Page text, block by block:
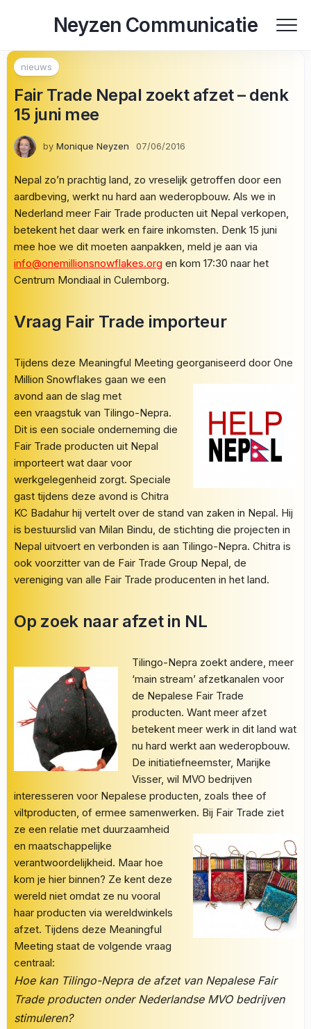
Neyzen Communicatie
nieuws
Fair Trade Nepal zoekt afzet – denk
15 juni mee
by Monique Neyzen 07/06/2016
Nepal zo’n prachtig land, zo vreselijk getroffen door een
aardbeving, werkt nu hard aan wederopbouw. Als we in
Nederland meer Fair Trade producten uit Nepal verkopen,
betekent het daar werk en faire inkomsten. Denk 15 juni
mee hoe we dit moeten aanpakken, meld je aan via
info@onemillionsnowflakes.org en kom 17:30 naar het
Centrum Mondiaal in Culemborg.
Vraag Fair Trade importeur
Tijdens deze Meaningful Meeting georganiseerd door One
Million Snowflakes gaan we een
avond aan de slag met
een vraagstuk van Tilingo-Nepra.
Dit is een sociale onderneming die
Fair Trade producten uit Nepal
importeert wat daar voor
werkgelegenheid zorgt. Speciale
gast tijdens deze avond is Chitra
KC Badahur hij vertelt over de stand van zaken in Nepal. Hij
is bestuurslid van Milan Bindu, de stichting die projecten in
Nepal uitvoert en verbonden is aan Tilingo-Nepra. Chitra is
ook voorzitter van de Fair Trade Group Nepal, de
vereniging van alle Fair Trade producenten in het land.
Op zoek naar afzet in NL
Tilingo-Nepra zoekt andere, meer
‘main stream’ afzetkanalen voor
de Nepalese Fair Trade
producten. Want meer afzet
betekent meer werk in dit land wat
nu hard werkt aan wederopbouw.
De initiatiefneemster, Marijke
Visser, wil MVO bedrijven
interesseren voor Nepalese producten, zoals thee of
viltproducten, of ermee samenwerken. Bij Fair Trade ziet
ze een relatie met duurzaamheid
en maatschappelijke
verantwoordelijkheid. Maar hoe
kom je hier binnen? Ze kent deze
wereld niet omdat ze nu vooral
haar producten via wereldwinkels
afzet. Tijdens deze Meaningful
Meeting staat de volgende vraag
centraal:
Hoe kan Tilingo-Nepra de afzet van Nepalese Fair
Trade producten onder Nederlandse MVO bedrijven
stimuleren?